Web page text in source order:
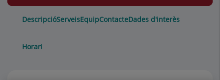
DescripcióServeisEquipContacteDades d'interès
Horari